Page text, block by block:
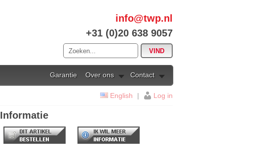
info@twp.nl
+31 (0)20 638 9057
Contact
Over ons
Garantie
English | Log in
Informatie